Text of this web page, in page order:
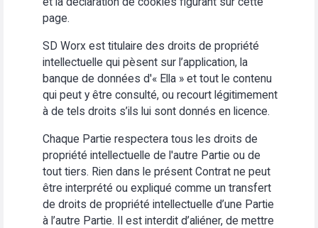
page.
SD Worx est titulaire des droits de propriété
intellectuelle qui pèsent sur l’application, la
banque de données d'« Ella » et tout le contenu
qui peut y être consulté, ou recourt légitimement
à de tels droits s’ils lui sont donnés en licence.
Chaque Partie respectera tous les droits de
propriété intellectuelle de l'autre Partie ou de
tout tiers. Rien dans le présent Contrat ne peut
être interprété ou expliqué comme un transfert
de droits de propriété intellectuelle d’une Partie
à l’autre Partie. Il est interdit d’aliéner, de mettre